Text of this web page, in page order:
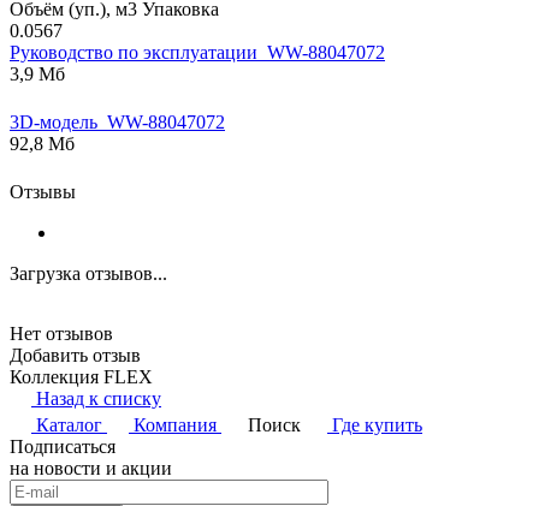
Объём (уп.), м3 Упаковка
0.0567
Руководство по эксплуатации_WW-88047072
3,9 Мб
3D-модель_WW-88047072
92,8 Мб
Отзывы
Загрузка отзывов...
Нет отзывов
Добавить отзыв
Коллекция FLEX
Назад к списку
Каталог
Компания Поиск
Где купить
Подписаться
на новости и акции